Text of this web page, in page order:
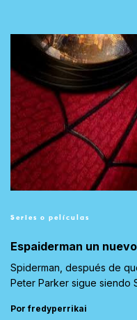
Series o películas
Espaiderman un
Spiderman, después de
Peter Parker sigue siendo
Por fredyperrikai